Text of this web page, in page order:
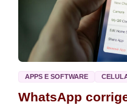
APPS E SOFTWARE
WhatsApp